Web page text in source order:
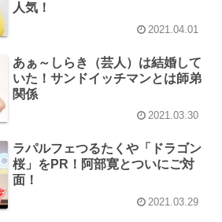
人気！
2021.04.01
あぁ～しらき（芸人）は結婚して
いた！サンドイッチマンとは師弟
関係
2021.03.30
ラパルフェつるたくや「ドラゴン
桜」をPR！阿部寛とついにご対
面！
2021.03.29